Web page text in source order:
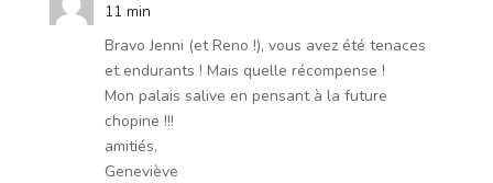
11 min
Bravo Jenni (et Reno !), vous avez été tenaces
et endurants ! Mais quelle récompense !
Mon palais salive en pensant à la future
chopine !!!
amitiés,
Geneviève